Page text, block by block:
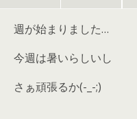
週が始まりました…
今週は暑いらしいし
さぁ頑張るか(-_-;)